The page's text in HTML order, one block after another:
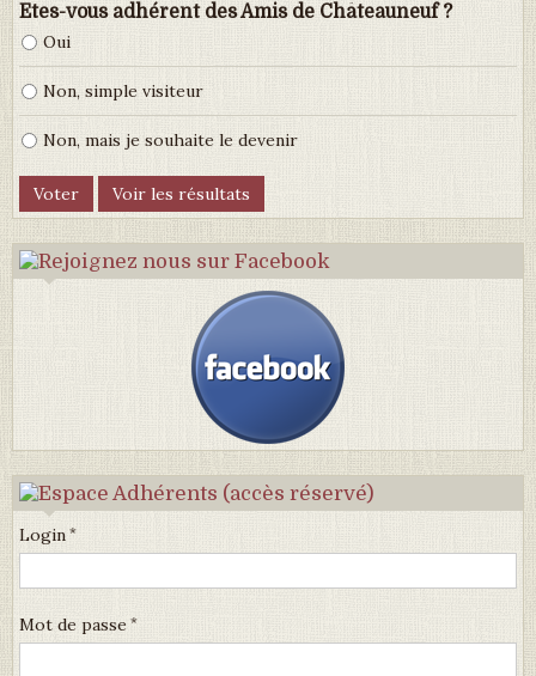
Etes-vous adhérent des Amis de Châteauneuf ?
Oui
Non, simple visiteur
Non, mais je souhaite le devenir
Login
Mot de passe